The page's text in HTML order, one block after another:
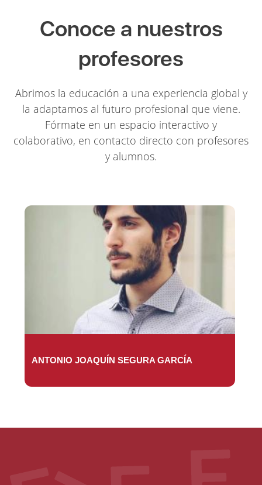
Conoce a nuestros
profesores
Abrimos la educación a una experiencia global y
la adaptamos al futuro profesional que viene.
Fórmate en un espacio interactivo y
colaborativo, en contacto directo con profesores
y alumnos.
ANTONIO JOAQUÍN SEGURA GARCÍA